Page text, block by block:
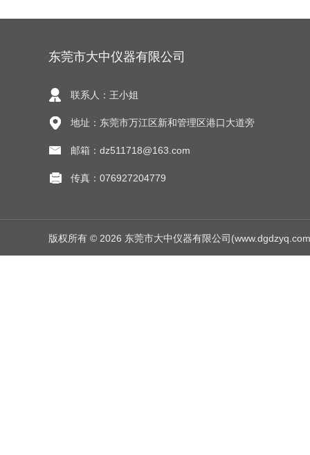
东莞市大中仪器有限公司
联系人：王小姐
地址：东莞市万江区新和管理区港口大道旁
邮箱：dz511718@163.com
传真：076927204779
版权所有 © 2026 东莞市大中仪器有限公司